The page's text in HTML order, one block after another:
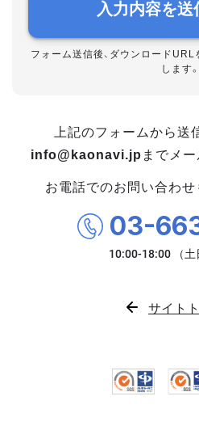
入力内容を送
フォーム送信後、ダウンロード
します。
上記のフォームから送
info@kaonavi.jp までメ
お電話でのお問い合わせ
03-
サイト